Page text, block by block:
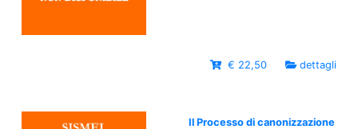
€ 22,50 dettagli
Il Processo di canonizzazione